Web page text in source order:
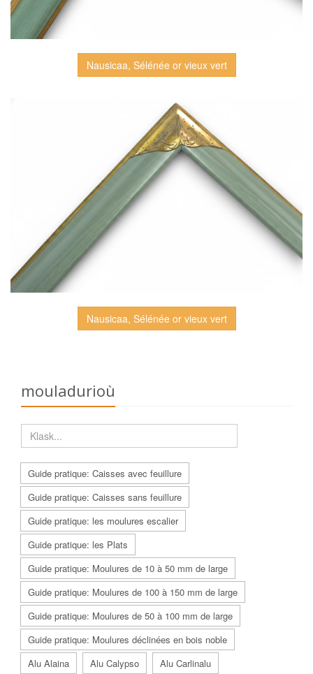
Nausicaa, Sélénée or vieux vert
Nausicaa, Sélénée or vieux vert
mouladurioù
Guide pratique: Caisses avec feuillure
Guide pratique: Caisses sans feuillure
Guide pratique: les moulures escalier
Guide pratique: les Plats
Guide pratique: Moulures de 10 à 50 mm de large
Guide pratique: Moulures de 100 à 150 mm de large
Guide pratique: Moulures de 50 à 100 mm de large
Guide pratique: Moulures déclinées en bois noble
Alu Alaina
Alu Calypso
Alu Carlinalu